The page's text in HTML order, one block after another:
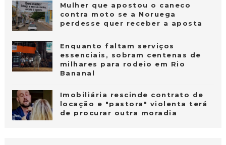
Mulher que apostou o caneco
contra moto se a Noruega
perdesse quer receber a aposta
Enquanto faltam serviços
essenciais, sobram centenas de
milhares para rodeio em Rio
Bananal
Imobiliária rescinde contrato de
locação e "pastora" violenta terá
de procurar outra moradia